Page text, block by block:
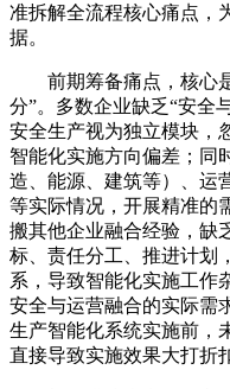
准拆解全流程核心痛点，
据。
前期筹备痛点，核心
分”。多数企业缺乏“安全
安全生产视为独立模块，
智能化实施方向偏差；同
造、能源、建筑等）、运
等实际情况，开展精准的
搬其他企业融合经验，缺
标、责任分工、推进计划
系，导致智能化实施工作
安全与运营融合的实际需
生产智能化系统实施前，
直接导致实施效果大打折